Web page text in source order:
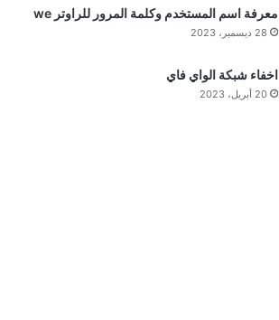
معرفة اسم المستخدم وكلمة المرور للراوتر we
28 ديسمبر، 2023
اخفاء شبكة الواي فاي
20 أبريل، 2023